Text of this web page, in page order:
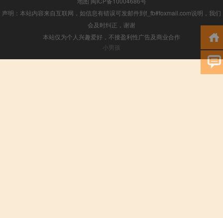
声明：本站内容来自互联网，如信息有错误可发邮件到f_fb#foxmail.com说明，我们
会及时纠正，谢谢
本站仅为个人兴趣爱好，不接盈利性广告及商业合作
小男孩